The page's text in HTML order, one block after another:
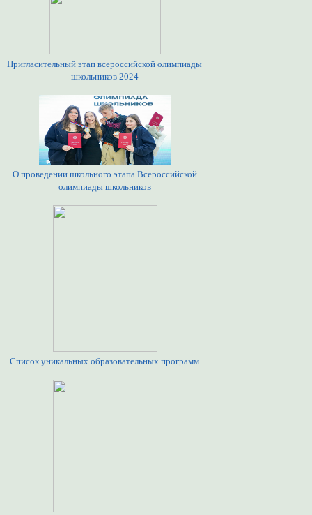
Пригласительный этап всероссийской олимпиады
школьников 2024
О проведении школьного этапа Всероссийской
олимпиады школьников
Список уникальных образовательных программ